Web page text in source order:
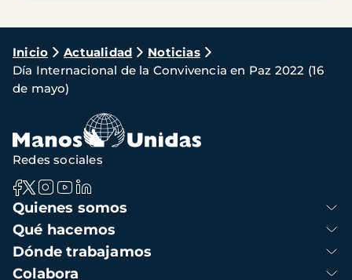
Ruta
de
navegación
Inicio Actualidad
Noticias
Día Internacional de la Convivencia en Paz 2022 (16
de mayo)
Navegación
principal
Quienes somos
Qué hacemos
Dónde trabajamos
Colabora
Redes sociales